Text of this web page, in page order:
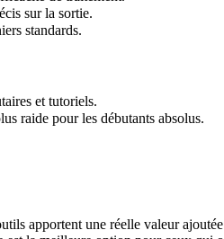
sur la sortie.
standards.
et tutoriels.
raide pour les débutants absolus.
apportent une réelle valeur